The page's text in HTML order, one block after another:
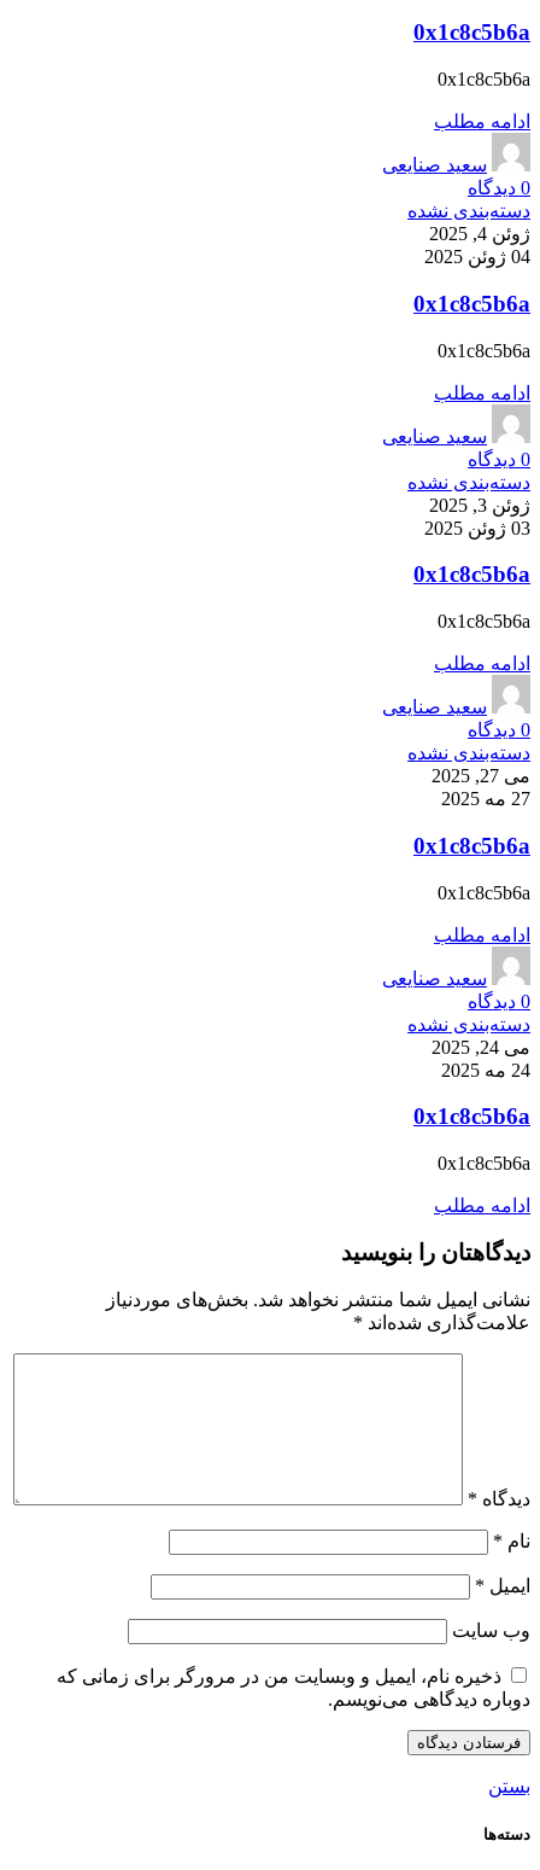
0x1c8c5b6a
0x1c8c5b6a
ادامه مطلب
سعید صنایعی
0 دیدگاه
دسته‌بندی نشده
ژوئن 4, 2025
04 ژوئن 2025
0x1c8c5b6a
0x1c8c5b6a
ادامه مطلب
سعید صنایعی
0 دیدگاه
دسته‌بندی نشده
ژوئن 3, 2025
03 ژوئن 2025
0x1c8c5b6a
0x1c8c5b6a
ادامه مطلب
سعید صنایعی
0 دیدگاه
دسته‌بندی نشده
می 27, 2025
27 مه 2025
0x1c8c5b6a
0x1c8c5b6a
ادامه مطلب
سعید صنایعی
0 دیدگاه
دسته‌بندی نشده
می 24, 2025
24 مه 2025
0x1c8c5b6a
0x1c8c5b6a
ادامه مطلب
دیدگاهتان را بنویسید
نشانی ایمیل شما منتشر نخواهد شد. بخش‌های موردنیاز
علامت‌گذاری شده‌اند *
دیدگاه *
نام *
ایمیل *
وب‌ سایت
ذخیره نام، ایمیل و وبسایت من در مرورگر برای زمانی که
دوباره دیدگاهی می‌نویسم.
بستن
دسته‌ها